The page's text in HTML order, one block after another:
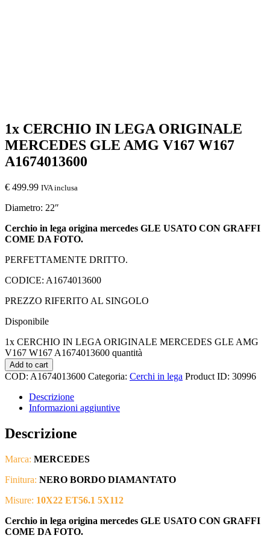
1x CERCHIO IN LEGA ORIGINALE
MERCEDES GLE AMG V167 W167
A1674013600
€ 499.99 IVA inclusa
Diametro: 22″
Cerchio in lega origina mercedes GLE USATO CON GRAFFI
COME DA FOTO.
PERFETTAMENTE DRITTO.
CODICE: A1674013600
PREZZO RIFERITO AL SINGOLO
Disponibile
1x CERCHIO IN LEGA ORIGINALE MERCEDES GLE AMG
V167 W167 A1674013600 quantità
Add to cart
COD: A1674013600 Categoria: Cerchi in lega Product ID: 30996
Descrizione
Informazioni aggiuntive
Descrizione
Marca: MERCEDES
Finitura: NERO BORDO DIAMANTATO
Misure: 10X22 ET56.1 5X112
Cerchio in lega origina mercedes GLE USATO CON GRAFFI
COME DA FOTO.